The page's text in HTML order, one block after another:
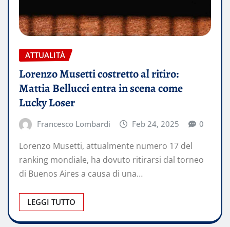
ATTUALITÀ
Lorenzo Musetti costretto al ritiro:
Mattia Bellucci entra in scena come
Lucky Loser
Francesco Lombardi Feb 24, 2025 0
Lorenzo Musetti, attualmente numero 17 del
ranking mondiale, ha dovuto ritirarsi dal torneo
di Buenos Aires a causa di una…
LEGGI TUTTO